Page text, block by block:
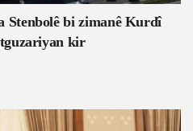
Stenbolê bi zimanê Kurdî
kir